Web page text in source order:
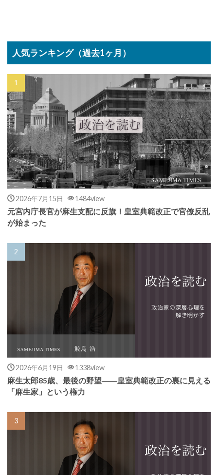
人気ランキング（過去1ヶ月）
2026年7月15日 1484view
元宮内庁長官が麻生支配に反旗！皇室典範改正で官僚反乱
が始まった
2026年6月19日 1338view
麻生太郎85歳、最後の野望――皇室典範改正の裏に見える
「麻生家」という権力